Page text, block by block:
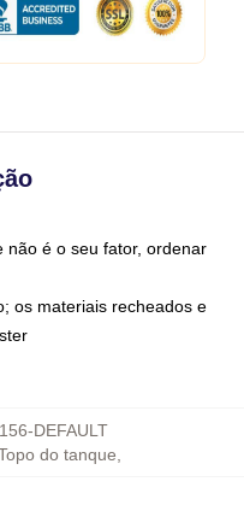
não é o seu fator, ordenar
os materiais recheados e
DEFAULT
do tanque